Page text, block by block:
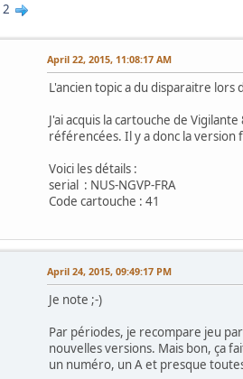
2
April 22, 2015, 11:08:17 AM
L'ancien topic a du disparaitre lors
J'ai acquis la cartouche de
référencées. Il y a donc la version
Voici les détails :
serial : NUS-NGVP-FRA
Code cartouche : 41
April 24, 2015, 09:49:17 PM
Je note ;-)
Par périodes, je recompare jeu
nouvelles versions. Mais bon, ça
un numéro, un A et presque